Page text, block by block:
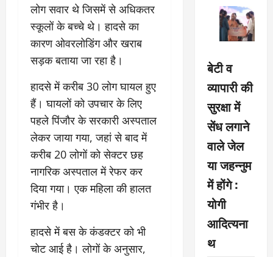
लोग सवार थे जिसमें से अधिकतर
स्कूलों के बच्चे थे। हादसे का
कारण ओवरलोडिंग और खराब
सड़क बताया जा रहा है।
हादसे में करीब 30 लोग घायल हुए
हैं। घायलों को उपचार के लिए
पहले पिंजौर के सरकारी अस्पताल
लेकर जाया गया, जहां से बाद में
करीब 20 लोगों को सेक्टर छह
नागरिक अस्पताल में रेफर कर
दिया गया। एक महिला की हालत
गंभीर है।
हादसे में बस के कंडक्टर को भी
चोट आई है। लोगों के अनुसार,
बेटी व
व्यापारी की
सुरक्षा में
सेंध लगाने
वाले जेल
या जहन्नुम
में होंगे :
योगी
आदित्यना
थ